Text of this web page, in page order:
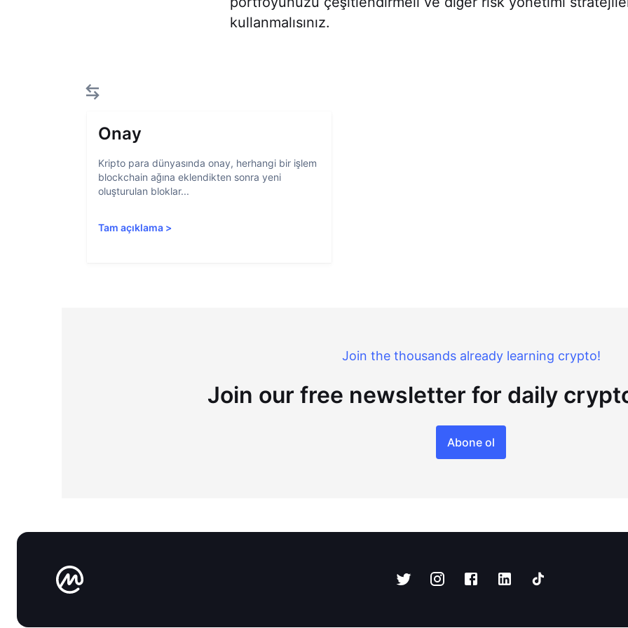
kullanmalısınız.
Onay
Kripto para dünyasında onay, herhangi bir işlem
blockchain ağına eklendikten sonra yeni
oluşturulan bloklar...
Tam açıklama >
Join the thousands already learning crypto!
Join our free newsletter for daily
Abone ol